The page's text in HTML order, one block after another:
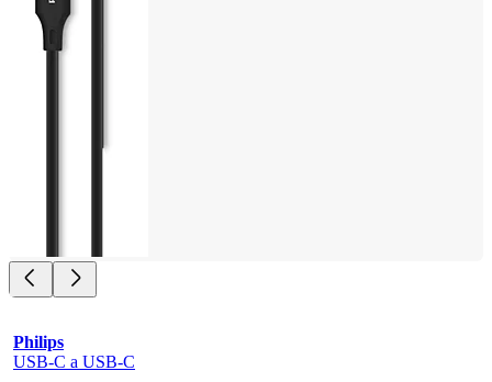
Philips
USB-C a USB-C